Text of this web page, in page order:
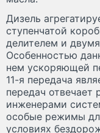
Дизель
ступенчатой
делителем и
Особенностью
нем ускоряющей
11-я передача
передач отвечает
инженерами
особые режимы
условиях